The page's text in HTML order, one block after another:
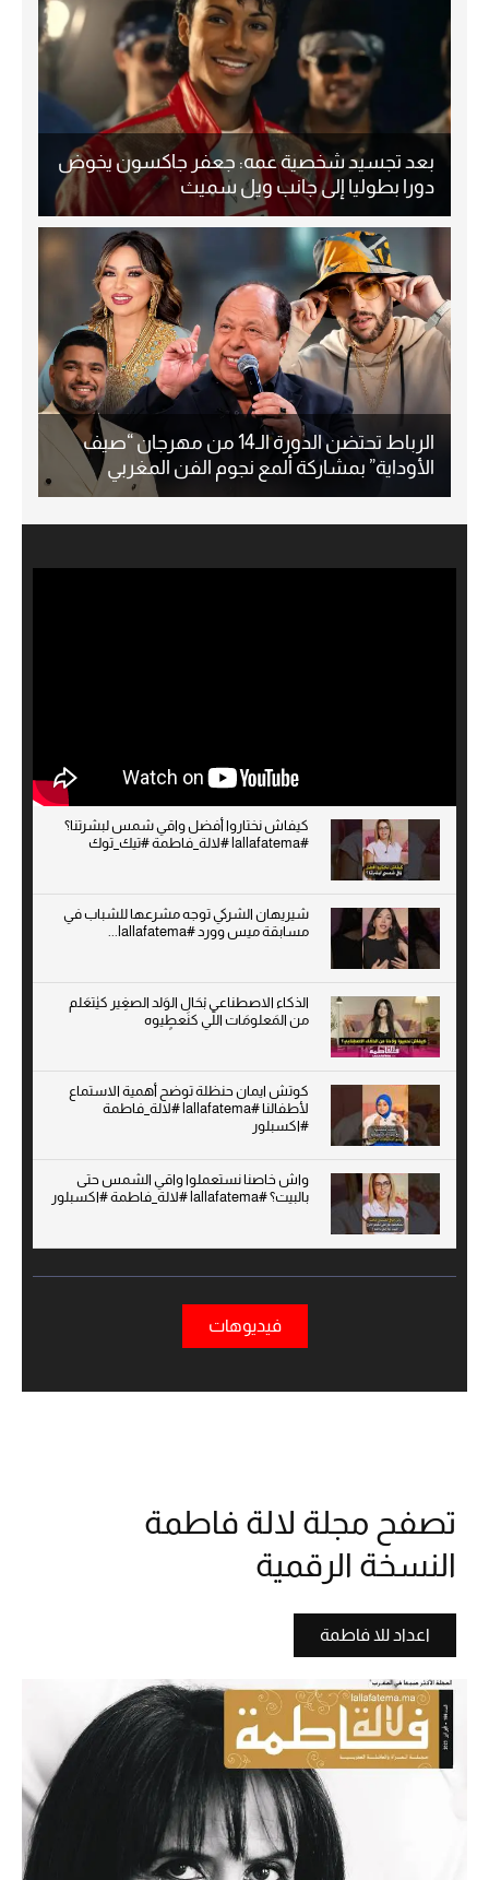
بعد تجسيد شخصية عمه: جعفر جاكسون يخوض
دورا بطوليا إلى جانب ويل سميث
الرباط تحتضن الدورة الـ14 من مهرجان “صيف
الأوداية” بمشاركة ألمع نجوم الفن المغربي
كيفاش نختاروا أفضل واقي شمس لبشرتنا؟
#lallafatema #لالة_فاطمة #تيك_توك
شيريهان الشركي توجه مشرعها للشباب في
مسابقة ميس وورد #lallafatema...
الذكاء الاصطناعي بْحَال الوَلد الصغِير كيٰتعَلم
من المَعلومَات اللّي كنَعطٍيوه
كوتش ايمان حنظلة توضح أهمية الاستماع
لأطفالنا #lallafatema #لالة_فاطمة
#اكسبلور
واش خاصنا نستعملوا واقي الشمس حتى
بالبيت؟ #lallafatema #لالة_فاطمة #اكسبلور
فيديوهات
تصفح مجلة لالة فاطمة
النسخة الرقمية
اعداد للا فاطمة